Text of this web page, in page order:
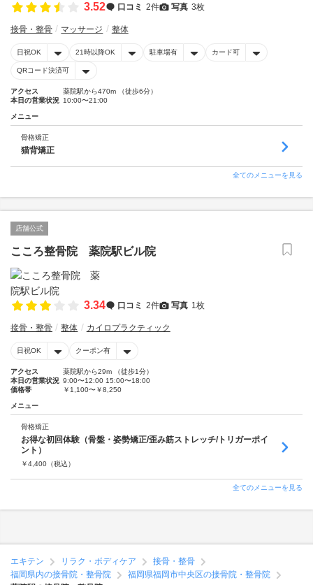
3.52 口コミ 2件 写真 3枚
接骨・整骨 マッサージ 整体
日祝OK 21時以降OK 駐車場有 カード可
QRコード決済可
アクセス
薬院駅から470m （徒歩6分）
本日の営業状況 10:00〜21:00
メニュー
骨格矯正
猫背矯正
全てのメニューを見る
店舗公式
こころ整骨院 薬院駅ビル院
3.34 口コミ 2件 写真 1枚
接骨・整骨 整体 カイロプラクティック
日祝OK クーポン有
アクセス
薬院駅から29m （徒歩1分）
本日の営業状況 9:00〜12:00 15:00〜18:00
価格帯
￥1,100〜￥8,250
メニュー
骨格矯正
お得な初回体験（骨盤・姿勢矯正/歪み筋ストレッチ/トリガーポイ
ント）
￥4,400 （税込）
全てのメニューを見る
エキテン リラク・ボディケア
接骨・整骨
福岡県内の接骨院・整骨院
福岡県福岡市中央区の接骨院・整骨院